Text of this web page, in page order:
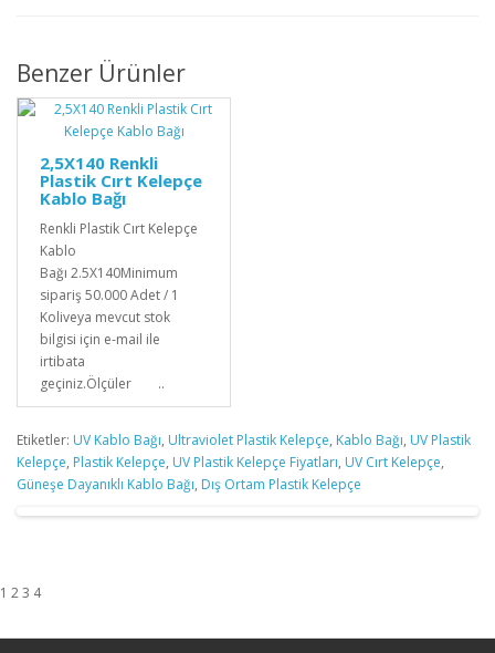
Benzer Ürünler
2,5X140 Renkli
Plastik Cırt Kelepçe
Kablo Bağı
Renkli Plastik Cırt Kelepçe
Kablo
Bağı 2.5X140Minimum
sipariş 50.000 Adet / 1
Koliveya mevcut stok
bilgisi için e-mail ile
irtibata
geçiniz.Ölçüler ..
Etiketler: UV Kablo Bağı, Ultraviolet Plastik Kelepçe, Kablo Bağı, UV Plastik
Kelepçe, Plastik Kelepçe, UV Plastik Kelepçe Fiyatları, UV Cırt Kelepçe,
Güneşe Dayanıklı Kablo Bağı, Dış Ortam Plastik Kelepçe
1 2 3 4